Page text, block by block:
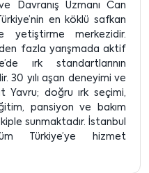
Davranış Uzmanı Can
en köklü safkan
yetiştirme merkezidir.
fazla yarışmada aktif
ırk standartlarının
30 yılı aşan deneyimi ve
Yavru; doğru ırk seçimi,
pansiyon ve bakım
sunmaktadır. İstanbul
Türkiye’ye hizmet